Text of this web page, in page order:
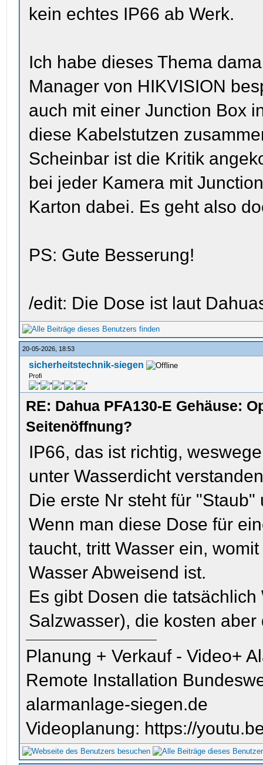
kein echtes IP66 ab Werk.
Ich habe dieses Thema
Manager von HIKVISION
auch mit einer Junction Box
diese Kabelstutzen
Scheinbar ist die Kritik
bei jeder Kamera mit
Karton dabei. Es geht also
PS: Gute Besserung!
/edit: Die Dose ist laut
20-05-2026, 18:53
sicherheitstechnik-siegen
Profi
RE: Dahua PFA130-E Gehäuse:
Seitenöffnung?
IP66, das ist richtig,
unter Wasserdicht
Die erste Nr steht für
Wenn man diese Dose für
taucht, tritt Wasser ein,
Wasser Abweisend ist.
Es gibt Dosen die
Salzwasser), die kosten
Planung + Verkauf - Video+
Remote Installation
alarmanlage-siegen.de
Videoplanung: https://